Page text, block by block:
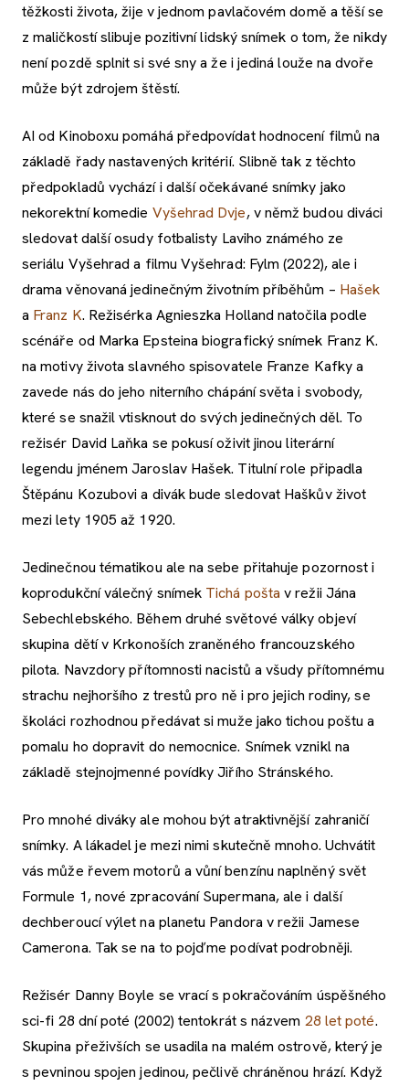
těžkosti života, žije v jednom pavlačovém domě a těší se
z maličkostí slibuje pozitivní lidský snímek o tom, že nikdy
není pozdě splnit si své sny a že i jediná louže na dvoře
může být zdrojem štěstí.
AI od Kinoboxu pomáhá předpovídat hodnocení filmů na
základě řady nastavených kritérií. Slibně tak z těchto
předpokladů vychází i další očekávané snímky jako
nekorektní komedie Vyšehrad Dvje, v němž budou diváci
sledovat další osudy fotbalisty Laviho známého ze
seriálu Vyšehrad a filmu Vyšehrad: Fylm (2022), ale i
drama věnovaná jedinečným životním příběhům – Hašek
a Franz K. Režisérka Agnieszka Holland natočila podle
scénáře od Marka Epsteina biografický snímek Franz K.
na motivy života slavného spisovatele Franze Kafky a
zavede nás do jeho niterního chápání světa i svobody,
které se snažil vtisknout do svých jedinečných děl. To
režisér David Laňka se pokusí oživit jinou literární
legendu jménem Jaroslav Hašek. Titulní role připadla
Štěpánu Kozubovi a divák bude sledovat Haškův život
mezi lety 1905 až 1920.
Jedinečnou tématikou ale na sebe přitahuje pozornost i
koprodukční válečný snímek Tichá pošta v režii Jána
Sebechlebského. Během druhé světové války objeví
skupina dětí v Krkonoších zraněného francouzského
pilota. Navzdory přítomnosti nacistů a všudy přítomnému
strachu nejhoršího z trestů pro ně i pro jejich rodiny, se
školáci rozhodnou předávat si muže jako tichou poštu a
pomalu ho dopravit do nemocnice. Snímek vznikl na
základě stejnojmenné povídky Jiřího Stránského.
Pro mnohé diváky ale mohou být atraktivnější zahraničí
snímky. A lákadel je mezi nimi skutečně mnoho. Uchvátit
vás může řevem motorů a vůní benzínu naplněný svět
Formule 1, nové zpracování Supermana, ale i další
dechberoucí výlet na planetu Pandora v režii Jamese
Camerona. Tak se na to pojďme podívat podrobněji.
Režisér Danny Boyle se vrací s pokračováním úspěšného
sci-fi 28 dní poté (2002) tentokrát s názvem 28 let poté.
Skupina přeživších se usadila na malém ostrově, který je
s pevninou spojen jedinou, pečlivě chráněnou hrází. Když